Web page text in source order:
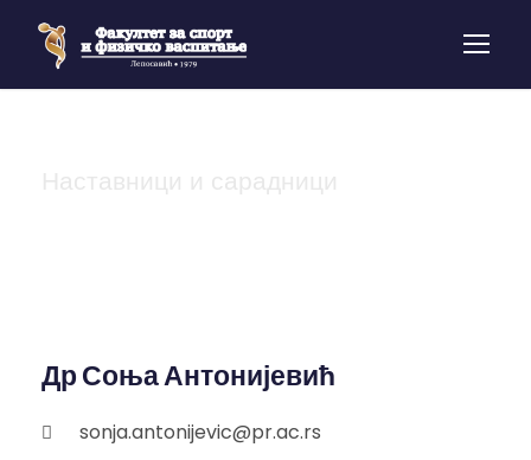
Др Соња Антонијевић
sonja.antonijevic@pr.ac.rs